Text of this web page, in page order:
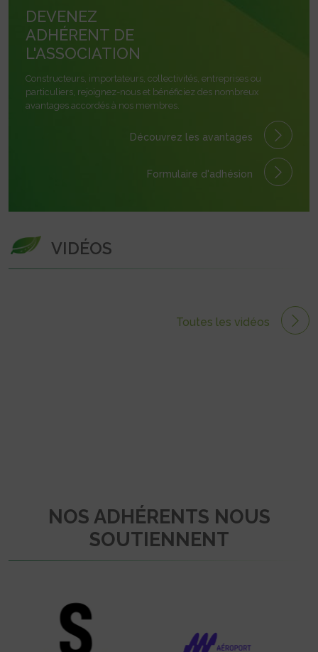
DEVENEZ
ADHÉRENT DE
L'ASSOCIATION
Constructeurs, importateurs, collectivités, entreprises ou
particuliers, rejoignez-nous et bénéficiez des nombreux
avantages accordés à nos membres.
Découvrez les avantages
Formulaire d'adhésion
VIDÉOS
Toutes les vidéos
NOS ADHÉRENTS NOUS
SOUTIENNENT